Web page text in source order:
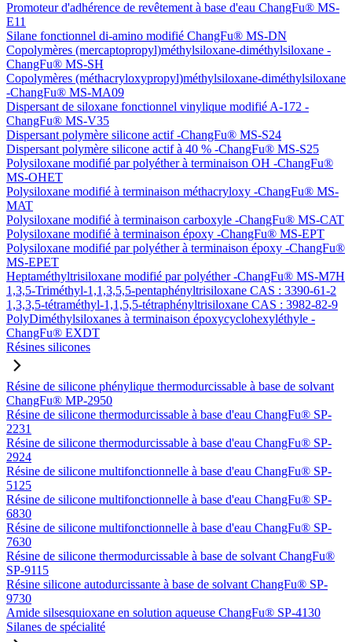
Promoteur d'adhérence de revêtement à base d'eau ChangFu® MS-
E11
Silane fonctionnel di-amino modifié ChangFu® MS-DN
Copolymères (mercaptopropyl)méthylsiloxane-diméthylsiloxane -
ChangFu® MS-SH
Copolymères (méthacryloxypropyl)méthylsiloxane-diméthylsiloxane
-ChangFu® MS-MA09
Dispersant de siloxane fonctionnel vinylique modifié A-172 -
ChangFu® MS-V35
Dispersant polymère silicone actif -ChangFu® MS-S24
Dispersant polymère silicone actif à 40 % -ChangFu® MS-S25
Polysiloxane modifié par polyéther à terminaison OH -ChangFu®
MS-OHET
Polysiloxane modifié à terminaison méthacryloxy -ChangFu® MS-
MAT
Polysiloxane modifié à terminaison carboxyle -ChangFu® MS-CAT
Polysiloxane modifié à terminaison époxy -ChangFu® MS-EPT
Polysiloxane modifié par polyéther à terminaison époxy -ChangFu®
MS-EPET
Heptaméthyltrisiloxane modifié par polyéther -ChangFu® MS-M7H
1,3,5-Triméthyl-1,1,3,5,5-pentaphényltrisiloxane CAS : 3390-61-2
1,3,3,5-tétraméthyl-1,1,5,5-tétraphényltrisiloxane CAS : 3982-82-9
PolyDiméthylsiloxanes à terminaison époxycyclohexyléthyle -
ChangFu® EXDT
Résines silicones
Résine de silicone phénylique thermodurcissable à base de solvant
ChangFu® MP-2950
Résine de silicone thermodurcissable à base d'eau ChangFu® SP-
2231
Résine de silicone thermodurcissable à base d'eau ChangFu® SP-
2924
Résine de silicone multifonctionnelle à base d'eau ChangFu® SP-
5125
Résine de silicone multifonctionnelle à base d'eau ChangFu® SP-
6830
Résine de silicone multifonctionnelle à base d'eau ChangFu® SP-
7630
Résine de silicone thermodurcissable à base de solvant ChangFu®
SP-9115
Résine silicone autodurcissante à base de solvant ChangFu® SP-
9730
Amide silsesquioxane en solution aqueuse ChangFu® SP-4130
Silanes de spécialité